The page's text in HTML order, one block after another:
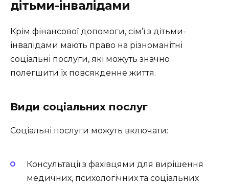
дітьми-інвалідами
Крім фінансової допомоги, сім’ї з дітьми-
інвалідами мають право на різноманітні
соціальні послуги, які можуть значно
полегшити їх повсякденне життя.
Види соціальних послуг
Соціальні послуги можуть включати:
Консультації з фахівцями для вирішення
медичних, психологічних та соціальних